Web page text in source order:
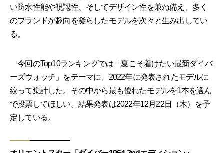
い防水性能や視認性、そしてデザイン性を兼ね備え、多く
のブランドが趣向を凝らしたモデルを次々と生み出してい
る。
今回のTop10ランキングでは「夏こそ着けたい最新ダイバ
ーズウォッチ」をテーマに、2022年に発表されたモデルに
絞って集計した。その中から最も優れたモデルを1本を選ん
で投票してほしい。結果発表は2022年12月22日（木）を予
定している。